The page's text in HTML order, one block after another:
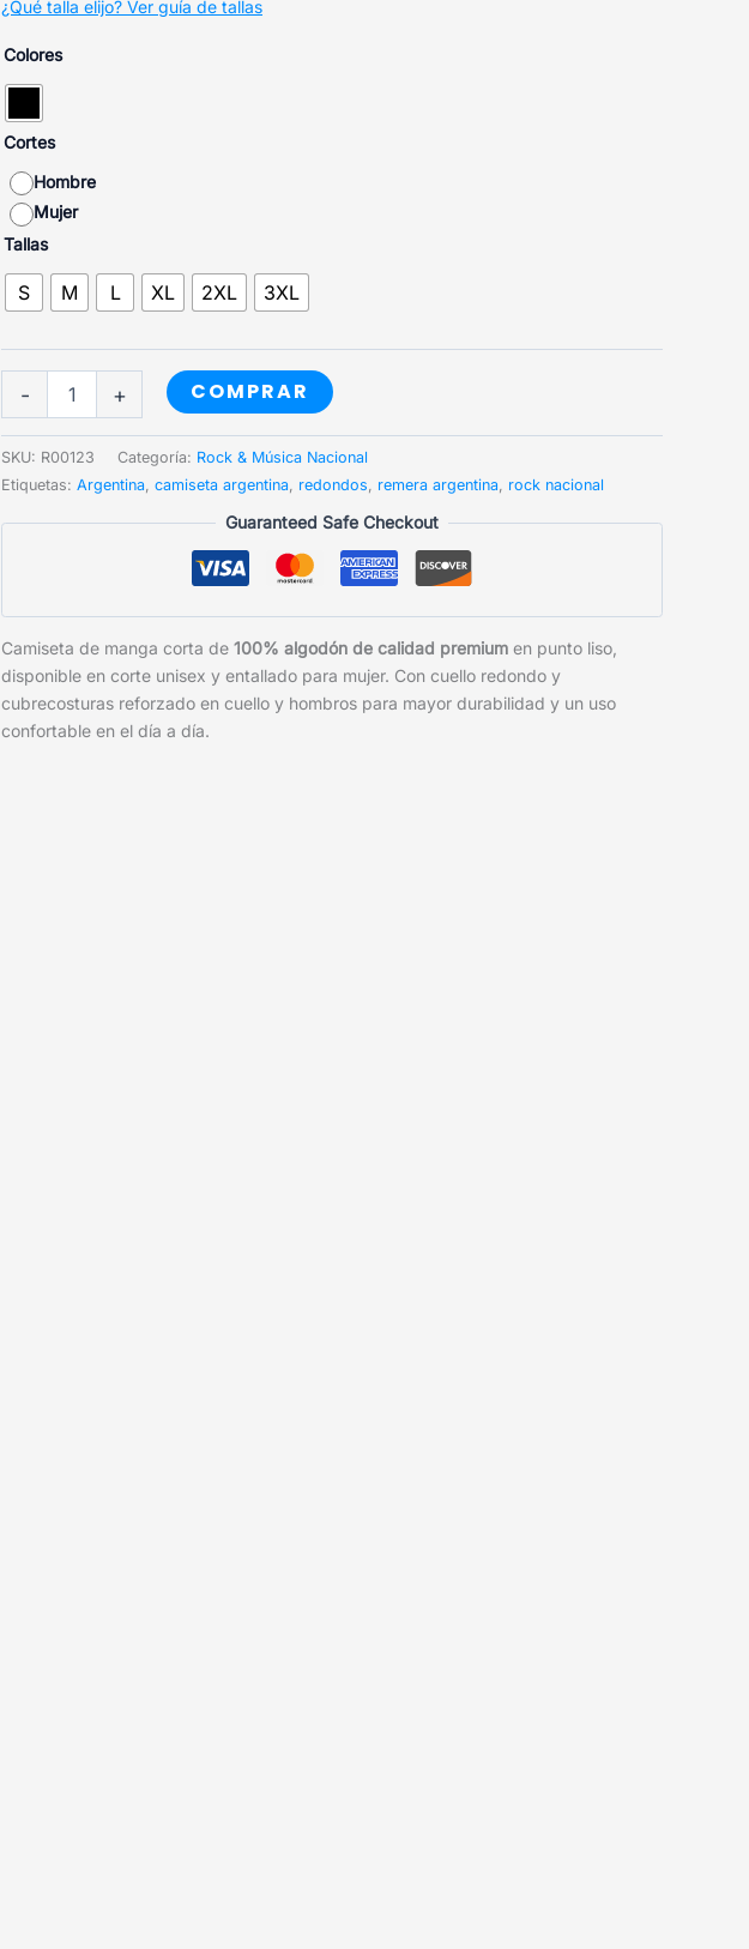
¿Qué talla elijo? Ver guía de tallas
Colores
Cortes
Hombre
Mujer
Tallas
S M L XL 2XL 3XL
-
cantidad
+ COMPRAR
SKU: R00123 Categoría: Rock & Música Nacional
Etiquetas: Argentina, camiseta argentina, redondos, remera argentina, rock nacional
Guaranteed Safe Checkout
Camiseta de manga corta de 100% algodón de calidad premium en punto liso,
disponible en corte unisex y entallado para mujer. Con cuello redondo y
cubrecosturas reforzado en cuello y hombros para mayor durabilidad y un uso
confortable en el día a día.